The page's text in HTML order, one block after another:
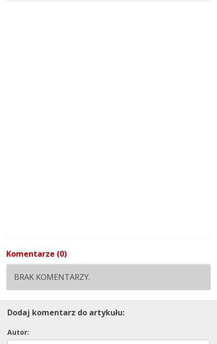
Komentarze (0)
BRAK KOMENTARZY.
Dodaj komentarz do artykułu:
Autor: